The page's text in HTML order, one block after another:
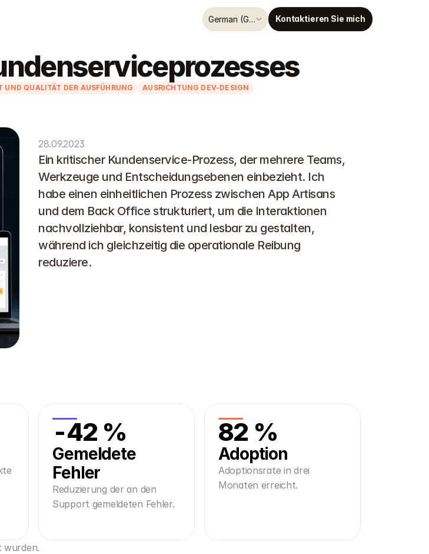
Select Language
German (Germany) Kontaktieren Sie mich
UND QUALITÄT DER AUSFÜHRUNG AUSRICHTUNG DEV-DESIGN
28.09.2023
Ein kritischer Kundenservice-Prozess, der mehrere Teams,
Werkzeuge und Entscheidungsebenen einbezieht. Ich
habe einen einheitlichen Prozess zwischen App Artisans
und dem Back Office strukturiert, um die Interaktionen
nachvollziehbar, konsistent und lesbar zu gestalten,
während ich gleichzeitig die operationale Reibung
reduziere.
-42 %
Gemeldete
Fehler
Reduzierung der an den
Support gemeldeten Fehler.
82 %
Adoption
Adoptionsrate in drei
Monaten erreicht.
wurden.